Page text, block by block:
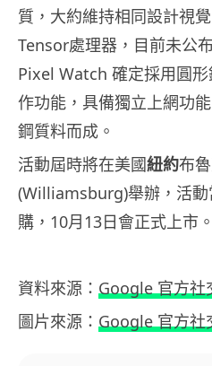
質，大約維持相同設計視
Tensor處理器，目前未公
Pixel Watch 確定採用圓
作功能，具備獨立上網功
鋼質料而成。
活動屆時將在美國紐約布
(Williamsburg)舉辦，活
購，10月13日會正式上市。
資料來源： Google 官方
圖片來源： Google 官方